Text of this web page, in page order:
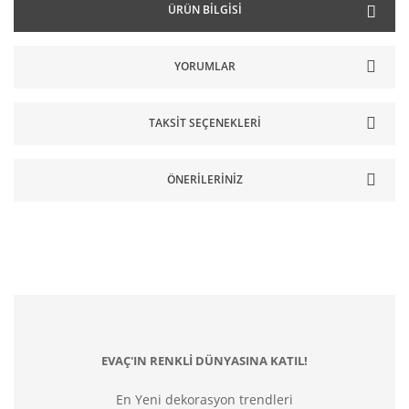
ÜRÜN BILGISI
YORUMLAR
TAKSIT SEÇENEKLERI
ÖNERILERINIZ
EVAÇ'IN RENKLİ DÜNYASINA KATIL!
En Yeni dekorasyon trendleri